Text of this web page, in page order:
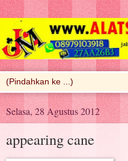
Selasa, 28 Agustus 2012
appearing cane